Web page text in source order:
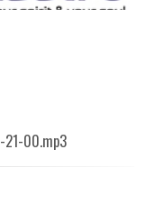
21-00.mp3